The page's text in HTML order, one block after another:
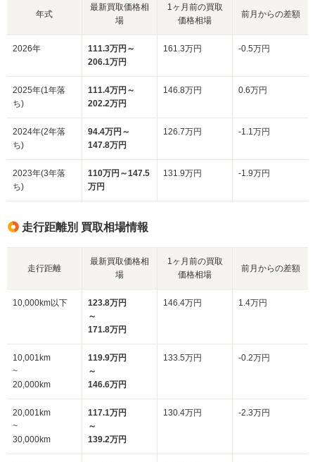
年式
最新買取価格相
場
1ヶ月前の買取
価格相場
前月からの差額
2026年
111.3万円～
206.1万円
161.3万円 -0.5万円
2025年(1年落
ち)
111.4万円～
202.2万円
146.8万円 0.6万円
2024年(2年落
ち)
94.4万円～
147.8万円
126.7万円 -1.1万円
2023年(3年落
ち)
110万円～147.5
万円
131.9万円 -1.9万円
走行距離別 買取相場情報
走行距離
最新買取価格相
場
1ヶ月前の買取
価格相場
前月からの差額
10,000km以下
123.8万円
～
171.8万円
146.4万円 1.4万円
10,001km
~
20,000km
119.9万円
～
146.6万円
133.5万円 -0.2万円
20,001km
~
30,000km
117.1万円
～
139.2万円
130.4万円 -2.3万円